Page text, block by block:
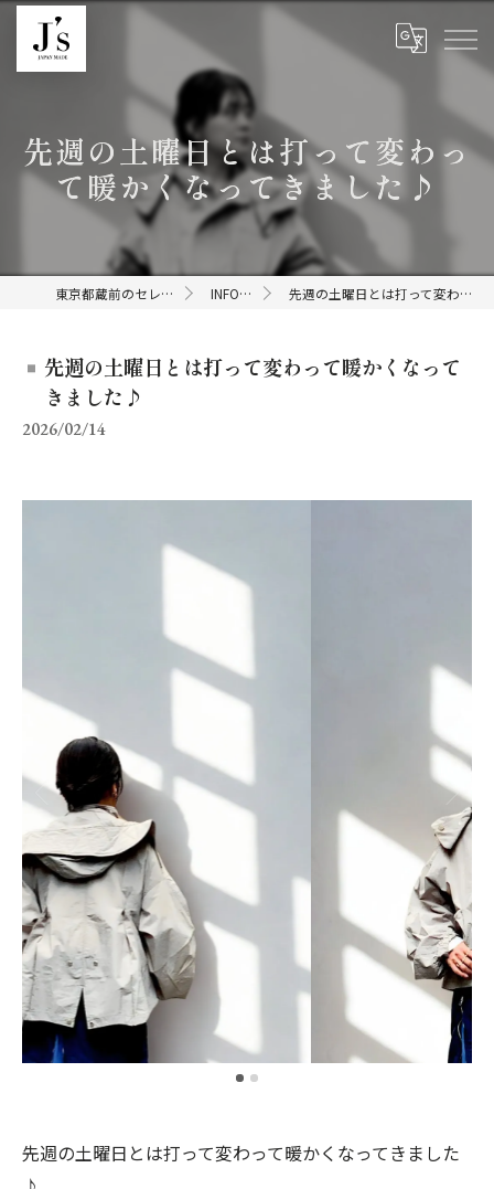
先週の土曜日とは打って変わっ
て暖かくなってきました♪
東京都蔵前のセレクトショップならJ's INFORMATION 先週の土曜日とは打って変わって暖かくなってきました♪
先週の土曜日とは打って変わって暖かくなって
きました♪
2026/02/14
先週の土曜日とは打って変わって暖かくなってきました